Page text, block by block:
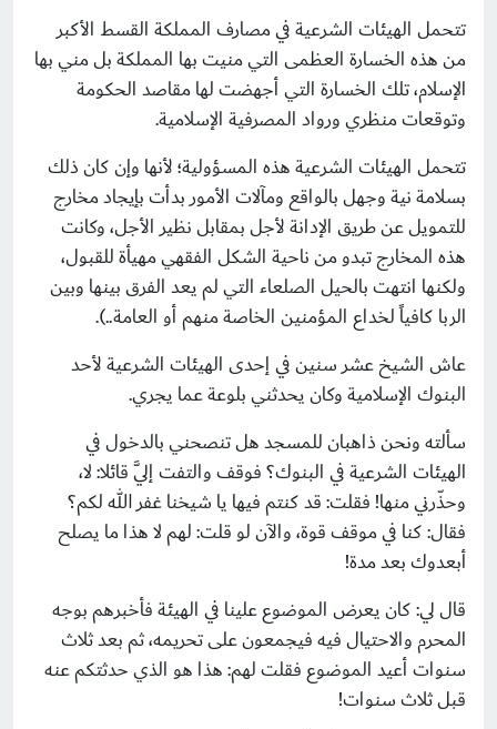
تتحمل الهيئات الشرعية في مصارف المملكة القسط الأكبر
من هذه الخسارة العظمى التي منيت بها المملكة بل مني بها
الإسلام، تلك الخسارة التي أجهضت لها مقاصد الحكومة
وتوقعات منظري ورواد المصرفية الإسلامية.
تتحمل الهيئات الشرعية هذه المسؤولية؛ لأنها وإن كان ذلك
بسلامة نية وجهل بالواقع ومآلات الأمور بدأت بإيجاد مخارج
للتمويل عن طريق الإدانة لأجل بمقابل نظير الأجل، وكانت
هذه المخارج تبدو من ناحية الشكل الفقهي مهيأة للقبول،
ولكنها انتهت بالحيل الصلعاء التي لم يعد الفرق بينها وبين
الربا كافياً لخداع المؤمنين الخاصة منهم أو العامة..).
عاش الشيخ عشر سنين في إحدى الهيئات الشرعية لأحد
البنوك الإسلامية وكان يحدثني بلوعة عما يجري.
سألته ونحن ذاهبان للمسجد هل تنصحني بالدخول في
الهيئات الشرعية في البنوك؟ فوقف والتفت إليَّ قائلا: لا،
وحذّرني منها! فقلت: قد كنتم فيها يا شيخنا غفر الله لكم؟
فقال: كنا في موقف قوة، والآن لو قلت: لهم لا هذا ما يصلح
أبعدوك بعد مدة!
قال لي: كان يعرض الموضوع علينا في الهيئة فأخبرهم بوجه
المحرم والاحتيال فيه فيجمعون على تحريمه، ثم بعد ثلاث
سنوات أعيد الموضوع فقلت لهم: هذا هو الذي حدثتكم عنه
قبل ثلاث سنوات!